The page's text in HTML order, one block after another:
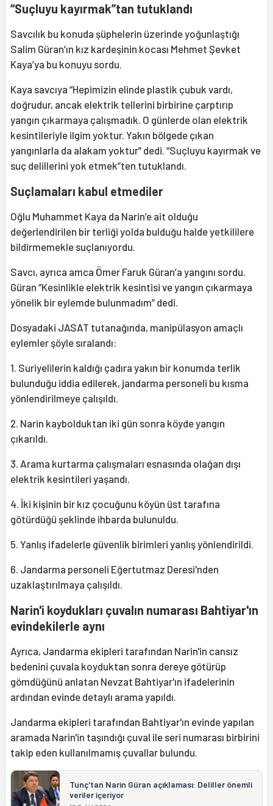
“Suçluyu kayırmak”tan tutuklandı
Savcılık bu konuda şüphelerin üzerinde yoğunlaştığı
Salim Güran’ın kız kardeşinin kocası Mehmet Şevket
Kaya’ya bu konuyu sordu.
Kaya savcıya “Hepimizin elinde plastik çubuk vardı,
doğrudur, ancak elektrik tellerini birbirine çarptırıp
yangın çıkarmaya çalışmadık. O günlerde olan elektrik
kesintileriyle ilgim yoktur. Yakın bölgede çıkan
yangınlarla da alakam yoktur” dedi. “Suçluyu kayırmak ve
suç delillerini yok etmek”ten tutuklandı.
Suçlamaları kabul etmediler
Oğlu Muhammet Kaya da Narin’e ait olduğu
değerlendirilen bir terliği yolda bulduğu halde yetkililere
bildirmemekle suçlanıyordu.
Savcı, ayrıca amca Ömer Faruk Güran’a yangını sordu.
Güran “Kesinlikle elektrik kesintisi ve yangın çıkarmaya
yönelik bir eylemde bulunmadım” dedi.
Dosyadaki JASAT tutanağında, manipülasyon amaçlı
eylemler şöyle sıralandı:
1. Suriyelilerin kaldığı çadıra yakın bir konumda terlik
bulunduğu iddia edilerek, jandarma personeli bu kısma
yönlendirilmeye çalışıldı.
2. Narin kaybolduktan iki gün sonra köyde yangın
çıkarıldı.
3. Arama kurtarma çalışmaları esnasında olağan dışı
elektrik kesintileri yaşandı.
4. İki kişinin bir kız çocuğunu köyün üst tarafına
götürdüğü şeklinde ihbarda bulunuldu.
5. Yanlış ifadelerle güvenlik birimleri yanlış yönlendirildi.
6. Jandarma personeli Eğertutmaz Deresi'nden
uzaklaştırılmaya çalışıldı.
Narin'i koydukları çuvalın numarası Bahtiyar'ın
evindekilerle aynı
Ayrıca, Jandarma ekipleri tarafından Narin'in cansız
bedenini çuvala koyduktan sonra dereye götürüp
gömdüğünü anlatan Nevzat Bahtiyar'ın ifadelerinin
ardından evinde detaylı arama yapıldı.
Jandarma ekipleri tarafından Bahtiyar'ın evinde yapılan
aramada Narin'in taşındığı çuval ile seri numarası birbirini
takip eden kullanılmamış çuvallar bulundu.
Tunç'tan Narin Güran açıklaması: Deliller önemli
veriler içeriyor